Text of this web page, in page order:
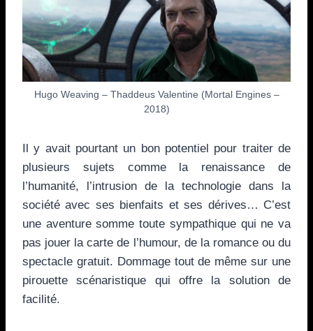
Hugo Weaving – Thaddeus Valentine (Mortal Engines –
2018)
Il y avait pourtant un bon potentiel pour traiter de
plusieurs sujets comme la renaissance de
l’humanité, l’intrusion de la technologie dans la
société avec ses bienfaits et ses dérives… C’est
une aventure somme toute sympathique qui ne va
pas jouer la carte de l’humour, de la romance ou du
spectacle gratuit. Dommage tout de même sur une
pirouette scénaristique qui offre la solution de
facilité.